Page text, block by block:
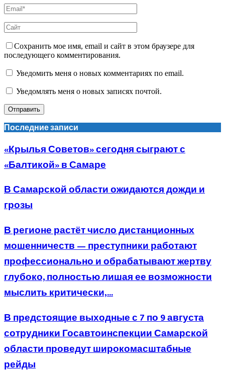
Сохранить мое имя, email и сайт в этом браузере для
последующего комментирования.
Уведомить меня о новых комментариях по email.
Уведомлять меня о новых записях почтой.
Последние записи
«Крылья Советов» сегодня сыграют с
«Балтикой» в Самаре
В Самарской области ожидаются дожди и
грозы
В регионе растёт число дистанционных
мошенничеств — преступники работают
профессионально и обрабатывают жертву
глубоко, полностью лишая ее возможности
мыслить критически,...
В предстоящие выходные с 7 по 9 августа
сотрудники Госавтоинспекции Самарской
области проведут широкомасштабные
рейды